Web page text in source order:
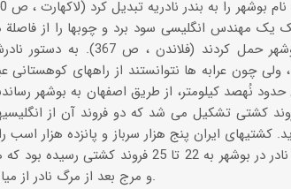
کمک یک مهندس انگلیسی سود برد و چوبها را از
(؟) از جنگلهای مازندران تأمین و به بندر بوشهر حمل
عرابه ها نتوانستند از راههای کوهستانی
نُهصد کیلومتر، از طریق اصفهان به بوشهر
از چهار فروند کشتی تشکیل می شد که دو فروند آن از
کشتیهای ایران پنج هزار سرباز و پانزده هزار
(همان ، ص 353ـ354). به نوشتة نیبور ناوگان نادر در بوشهر به 22 تا
و مرج بعد از مرگ نادر از میان رفت (ص 36).